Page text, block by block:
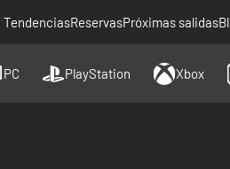
TendenciasReservasPróximas salidas
PC PlayStation Xbox